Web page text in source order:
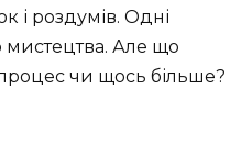
і роздумів. Одні
мистецтва. Але що
чи щось більше?